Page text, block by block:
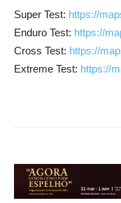
Super Test: https://
Enduro Test: https://
Cross Test: https://
Extreme Test: https://